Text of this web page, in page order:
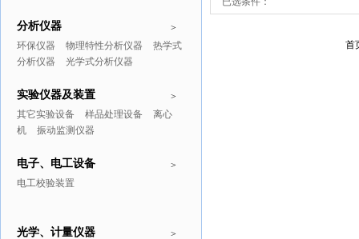
>
分析仪器
环保仪器 物理特性分析仪器
热学式
分析仪器
光学式分析仪器
>
实验仪器及装置
其它实验设备 样品处理设备
离心
机
振动监测仪器
>
电子、电工设备
电工校验装置
>
光学、计量仪器
首